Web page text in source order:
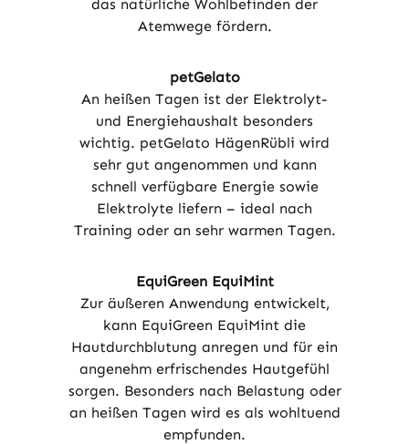
das natürliche Wohlbefinden der
Atemwege fördern.
petGelato
An heißen Tagen ist der Elektrolyt-
und Energiehaushalt besonders
wichtig. petGelato HägenRübli wird
sehr gut angenommen und kann
schnell verfügbare Energie sowie
Elektrolyte liefern – ideal nach
Training oder an sehr warmen Tagen.
EquiGreen EquiMint
Zur äußeren Anwendung entwickelt,
kann EquiGreen EquiMint die
Hautdurchblutung anregen und für ein
angenehm erfrischendes Hautgefühl
sorgen. Besonders nach Belastung oder
an heißen Tagen wird es als wohltuend
empfunden.